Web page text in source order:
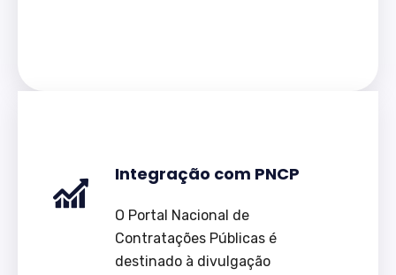
Integração com PNCP
O Portal Nacional de
Contratações Públicas é
destinado à divulgação